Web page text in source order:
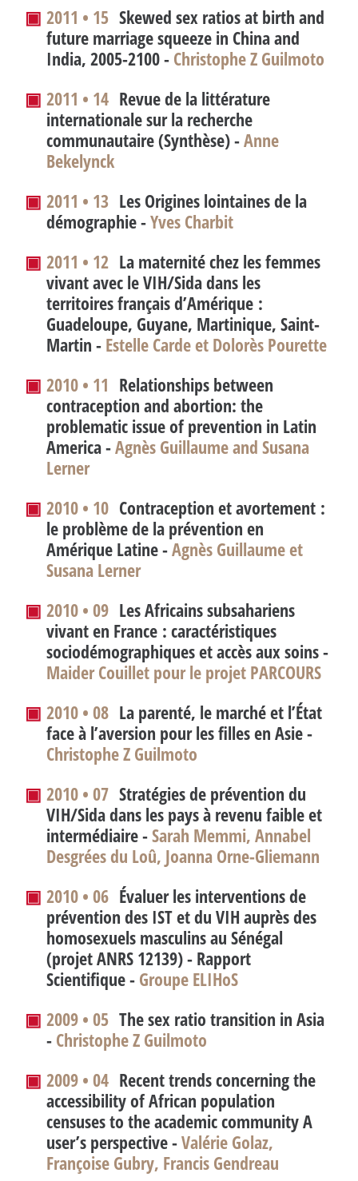
▣ 2011 • 15 Skewed sex ratios at birth and
future marriage squeeze in China and
India, 2005-2100 -Christophe Z Guilmoto
▣ 2011 • 14 Revue de la littérature
internationale sur la recherche
communautaire (Synthèse) -Anne
Bekelynck
▣ 2011 • 13 Les Origines lointaines de la
démographie -Yves Charbit
▣ 2011 • 12 La maternité chez les femmes
vivant avec le VIH/Sida dans les
territoires français d’Amérique :
Guadeloupe, Guyane, Martinique, Saint-
Martin -Estelle Carde et Dolorès Pourette
▣ 2010 • 11 Relationships between
contraception and abortion: the
problematic issue of prevention in Latin
America-Agnès Guillaume and Susana
Lerner
▣ 2010 • 10 Contraception et avortement :
le problème de la prévention en
Amérique Latine -Agnès Guillaume et
Susana Lerner
▣ 2010 • 09 Les Africains subsahariens
vivant en France : caractéristiques
sociodémographiques et accès aux soins -
Maider Couillet pour le projet PARCOURS
▣ 2010 • 08 La parenté, le marché et l’État
face à l’aversion pour les filles en Asie -
Christophe Z Guilmoto
▣ 2010 • 07 Stratégies de prévention du
VIH/Sida dans les pays à revenu faible et
intermédiaire -Sarah Memmi, Annabel
Desgrées du Loû, Joanna Orne-Gliemann
▣ 2010 • 06 Évaluer les interventions de
prévention des IST et du VIH auprès des
homosexuels masculins au Sénégal
(projet ANRS 12139) - Rapport
Scientifique -Groupe ELIHoS
▣ 2009 • 05 The sex ratio transition in Asia
-Christophe Z Guilmoto
▣ 2009 • 04 Recent trends concerning the
accessibility of African population
censuses to the academic community A
user’s perspective-Valérie Golaz,
Françoise Gubry, Francis Gendreau